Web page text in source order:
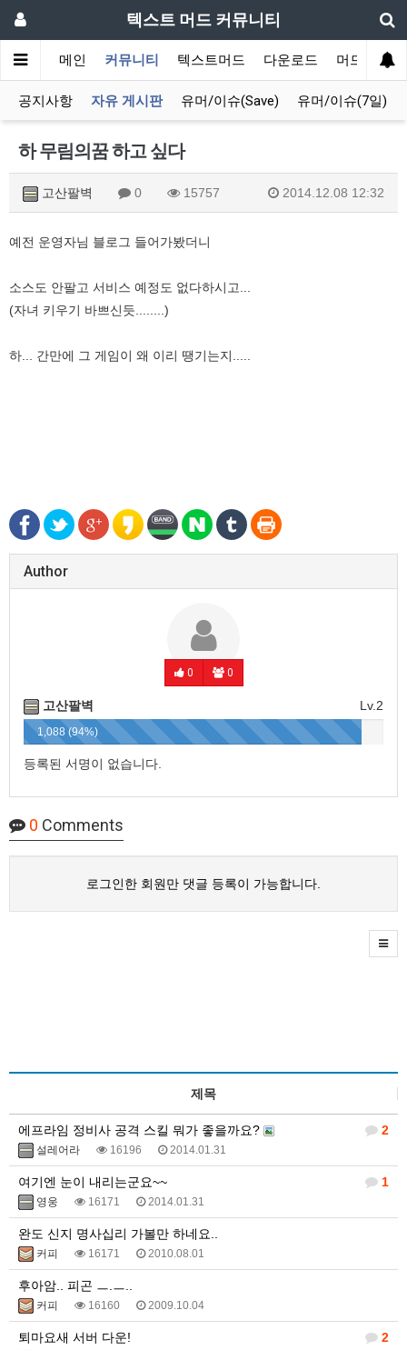
텍스트 머드 커뮤니티
메인 커뮤니티 텍스트머드 다운로드 머드 잡담
공지사항 자유 게시판 유머/이슈(Save) 유머/이슈(7일)
하 무림의꿈 하고 싶다
고산팔벽 0 15757 2014.12.08 12:32
예전 운영자님 블로그 들어가봤더니
소스도 안팔고 서비스 예정도 없다하시고...
(자녀 키우기 바쁘신듯........)
하... 간만에 그 게임이 왜 이리 땡기는지.....
Author
0 0
Lv.2
고산팔벽
1,088 (94%)
등록된 서명이 없습니다.
0 Comments
로그인한 회원만 댓글 등록이 가능합니다.
제목
2
에프라임 정비사 공격 스킬 뭐가 좋을까요?
설레어라 16196 2014.01.31
1
여기엔 눈이 내리는군요~~
영웅 16171 2014.01.31
완도 신지 명사십리 가볼만 하네요..
커피 16171 2010.08.01
후아암.. 피곤 ㅡ.ㅡ..
커피 16160 2009.10.04
2
퇴마요새 서버 다운!